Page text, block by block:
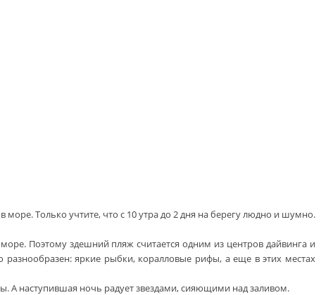
Только учтите, что с 10 утра до 2 дня на берегу людно и шумно.
Поэтому здешний пляж считается одним из центров дайвинга и
яркие рыбки, коралловые рифы, а еще в этих местах
А наступившая ночь радует звездами, сияющими над заливом.